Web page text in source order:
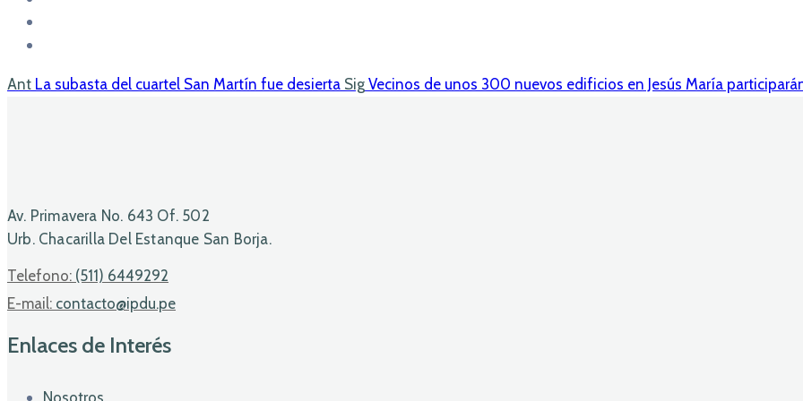
Ant La subasta del cuartel San Martín fue desierta Sig Vecinos de unos 300 nuevos edificios en Jesús María
Av. Primavera No. 643 Of. 502
Urb. Chacarilla Del Estanque San Borja.
Telefono: (511) 6449292
E-mail: contacto@ipdu.pe
Enlaces de Interés
Nosotros